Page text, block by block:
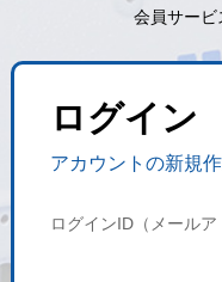
会員サービ
ログイン
アカウントの新規
ログインID（メールア